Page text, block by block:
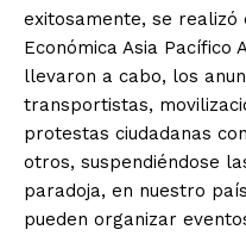
exitosamente, se realizó
Económica Asia Pacífico
llevaron a cabo, los
transportistas,
protestas ciudadanas
otros, suspendiéndose
paradoja, en nuestro
pueden organizar